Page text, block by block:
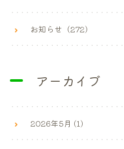
お知らせ（272）
アーカイブ
2026年5月 (1)